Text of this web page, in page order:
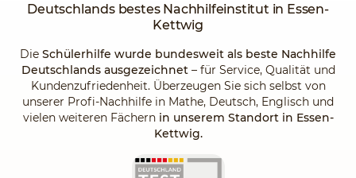
Deutschlands bestes Nachhilfeinstitut in Essen-
Kettwig
Die Schülerhilfe wurde bundesweit als beste Nachhilfe
Deutschlands ausgezeichnet – für Service, Qualität und
Kundenzufriedenheit. Überzeugen Sie sich selbst von
unserer Profi-Nachhilfe in Mathe, Deutsch, Englisch und
vielen weiteren Fächern in unserem Standort in Essen-
Kettwig.